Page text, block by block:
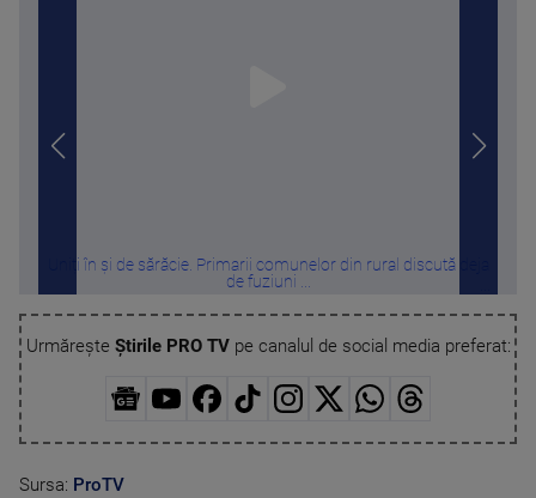
Uniți în și de sărăcie. Primarii comunelor din rural discută deja
de fuziuni ...
Urmărește Știrile PRO TVpe canalul de social media preferat:
Sursa: ProTV